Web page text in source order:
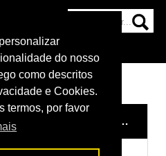
do nosso
como descritos
e Cookies.
termos, por favor
AUCKLAND